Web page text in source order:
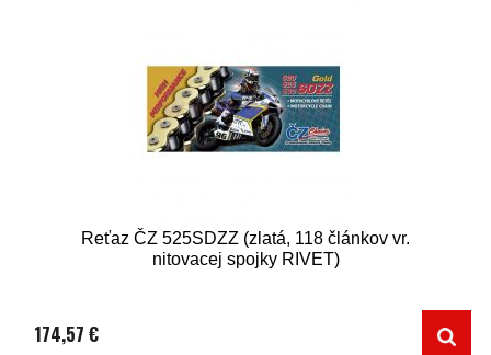
Reťaz ČZ 525SDZZ (zlatá, 118 článkov vr.
nitovacej spojky RIVET)
174,57 €